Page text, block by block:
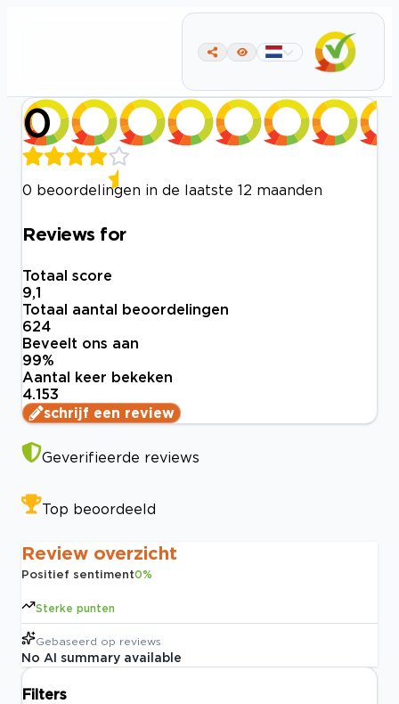
0
0 beoordelingen in de laatste 12 maanden
Reviews for
Totaal score
9,1
Totaal aantal beoordelingen
624
Beveelt ons aan
99%
Aantal keer bekeken
4.153
schrijf een review
Geverifieerde reviews
Top beoordeeld
Review overzicht
Positief sentiment0%
Sterke punten
Gebaseerd op reviews
No AI summary available
Filters